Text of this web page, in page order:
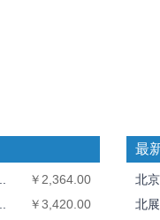
￥2,364.00
￥3,420.00
最
北
北